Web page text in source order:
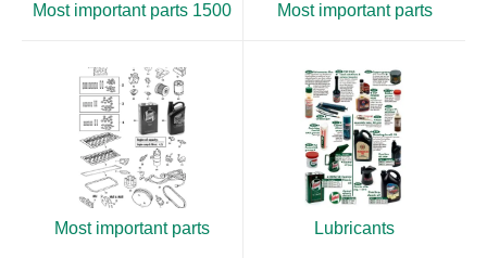
Most important parts 1500 Most important parts
Most important parts Lubricants